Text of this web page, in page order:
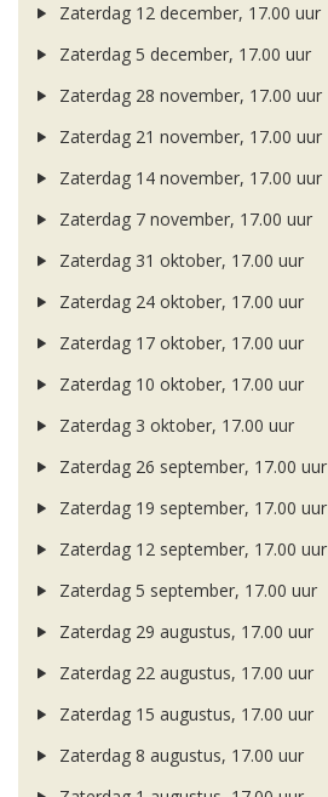
Zaterdag 12 december, 17.00 uur
Zaterdag 5 december, 17.00 uur
Zaterdag 28 november, 17.00 uur
Zaterdag 21 november, 17.00 uur
Zaterdag 14 november, 17.00 uur
Zaterdag 7 november, 17.00 uur
Zaterdag 31 oktober, 17.00 uur
Zaterdag 24 oktober, 17.00 uur
Zaterdag 17 oktober, 17.00 uur
Zaterdag 10 oktober, 17.00 uur
Zaterdag 3 oktober, 17.00 uur
Zaterdag 26 september, 17.00 uur
Zaterdag 19 september, 17.00 uur
Zaterdag 12 september, 17.00 uur
Zaterdag 5 september, 17.00 uur
Zaterdag 29 augustus, 17.00 uur
Zaterdag 22 augustus, 17.00 uur
Zaterdag 15 augustus, 17.00 uur
Zaterdag 8 augustus, 17.00 uur